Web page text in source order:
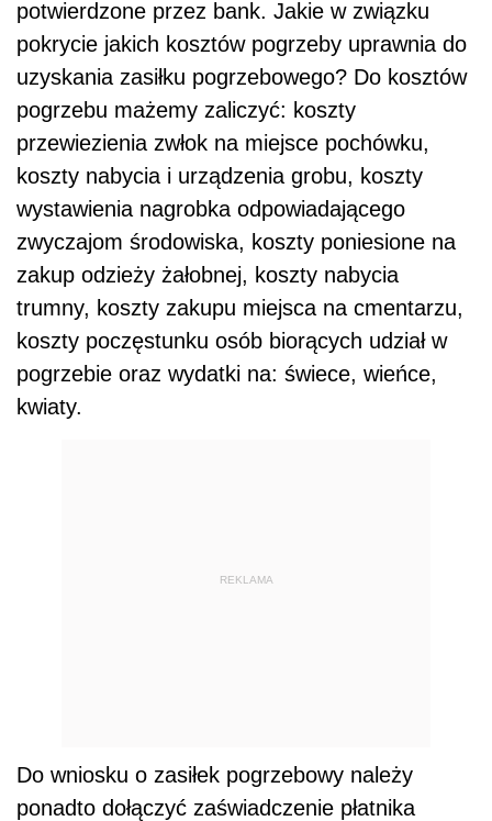
potwierdzone przez bank. Jakie w związku
pokrycie jakich kosztów pogrzeby uprawnia do
uzyskania zasiłku pogrzebowego? Do kosztów
pogrzebu mażemy zaliczyć: koszty
przewiezienia zwłok na miejsce pochówku,
koszty nabycia i urządzenia grobu, koszty
wystawienia nagrobka odpowiadającego
zwyczajom środowiska, koszty poniesione na
zakup odzieży żałobnej, koszty nabycia
trumny, koszty zakupu miejsca na cmentarzu,
koszty poczęstunku osób biorących udział w
pogrzebie oraz wydatki na: świece, wieńce,
kwiaty.
REKLAMA
Do wniosku o zasiłek pogrzebowy należy
ponadto dołączyć zaświadczenie płatnika